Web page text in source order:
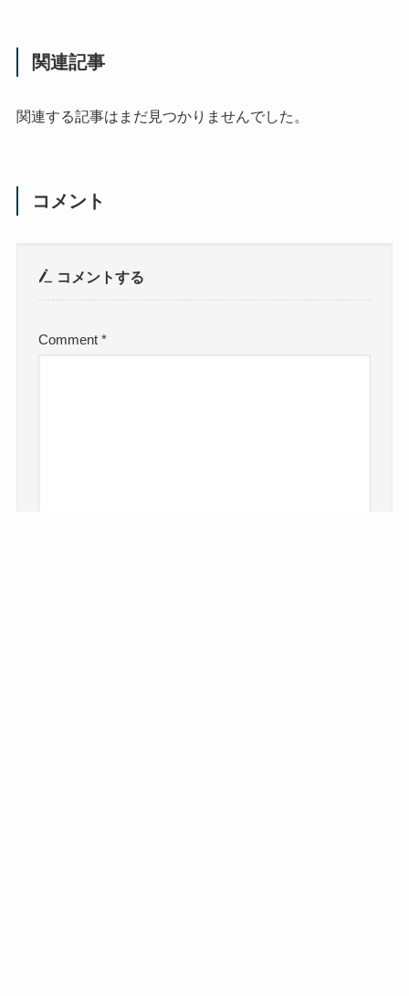
関連記事
関連する記事はまだ見つかりませんでした。
コメント
コメントする
Comment*